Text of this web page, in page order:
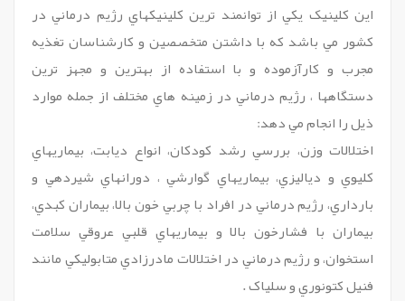
اين کلينيک يکي از توانمند ترين کلينيکهاي رژيم درماني در
کشور مي باشد که با داشتن متخصصين و کارشناسان تغذيه
مجرب و کارآزموده و با استفاده از بهترين و مجهز ترين
دستگاهها ، رژيم درماني در زمينه هاي مختلف از جمله موارد
ذيل را انجام مي دهد:
اختلالات وزن، بررسي رشد کودکان، انواع ديابت، بيماريهاي
کليوي و دياليزي، بيماريهاي گوارشي ، دورانهاي شيردهي و
بارداري، رژيم درماني در افراد با چربي خون بالا، بيماران کبدي،
بيماران با فشارخون بالا و بيماريهاي قلبي عروقي سلامت
استخوان، و رژيم درماني در اختلالات مادرزادي متابوليکي مانند
فنيل کتونوري و سلياک .